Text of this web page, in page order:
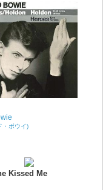
・ボウイ)
Kissed Me